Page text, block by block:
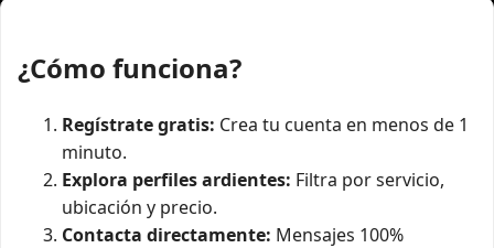
¿Cómo funciona?
Regístrate gratis: Crea tu cuenta en menos de 1
minuto.
Explora perfiles ardientes: Filtra por servicio,
ubicación y precio.
Contacta directamente: Mensajes 100%